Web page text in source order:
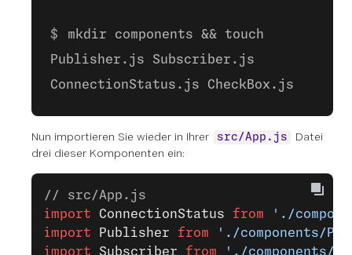
mkdir components && touch
Publisher.js Subscriber.js
ConnectionStatus.js CheckBox.js
Nun importieren Sie wieder in Ihrer src/App.js
Datei
drei dieser Komponenten ein:
// src/App.js
import ConnectionStatus from './
import Publisher from './components/
import Subscriber from './components/